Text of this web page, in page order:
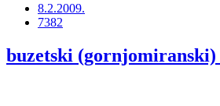
8.2.2009.
7382
buzetski